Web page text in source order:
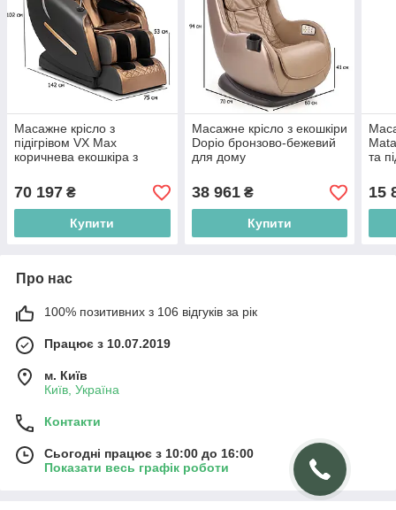
Масажне крісло з
підігрівом VX Max
коричнева екошкіра з
для дому
70 197 ₴
Купити
Масажне крісло з екошкіри
Dopio бронзово-бежевий
для дому
38 961₴
Купити
та
15
Про нас
100% позитивних з 106 відгуків за рік
Працює з 10.07.2019
м. Київ
Київ, Україна
Контакти
Сьогодні працює з 10:00 до 16:00
Показати весь графік роботи